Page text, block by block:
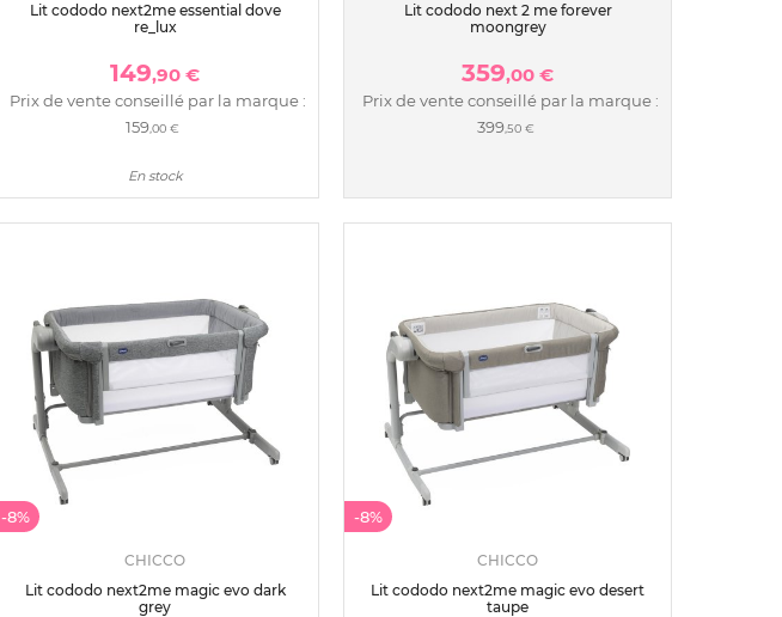
Lit cododo next2me essential dove
re_lux
149,90 €
Prix de vente conseillé par la marque :
159,00 €
En stock
Lit cododo next 2 me forever
moongrey
359,00 €
Prix de vente conseillé par la marque :
399,50 €
-8%
CHICCO
Lit cododo next2me magic evo dark
grey
-8%
CHICCO
Lit cododo next2me magic evo desert
taupe